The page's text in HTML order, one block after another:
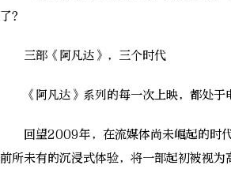
了？
三部《阿凡达》，三个时代
《阿凡达》系列的每一次上映，都处于
回望2009年，在流媒体尚未崛起的时代
前所未有的沉浸式体验，将一部起初被视